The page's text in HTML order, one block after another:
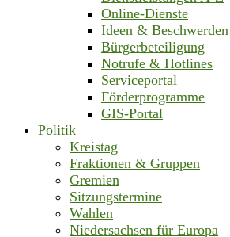
Online-Dienste
Ideen & Beschwerden
Bürgerbeteiligung
Notrufe & Hotlines
Serviceportal
Förderprogramme
GIS-Portal
Politik
Kreistag
Fraktionen & Gruppen
Gremien
Sitzungstermine
Wahlen
Niedersachsen für Europa